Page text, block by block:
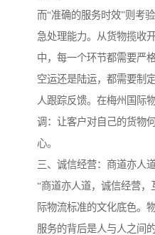
而“准确的服务时效”则考
急处理能力。从货物揽收
中，每一个环节都需要严
空运还是陆运，都需要制
人跟踪反馈。在梅州国际
调：让客户对自己的货物
心。
三、诚信经营：商道亦人
“商道亦人道，诚信经营，
际物流标准的文化底色。
服务的背后是人与人之间